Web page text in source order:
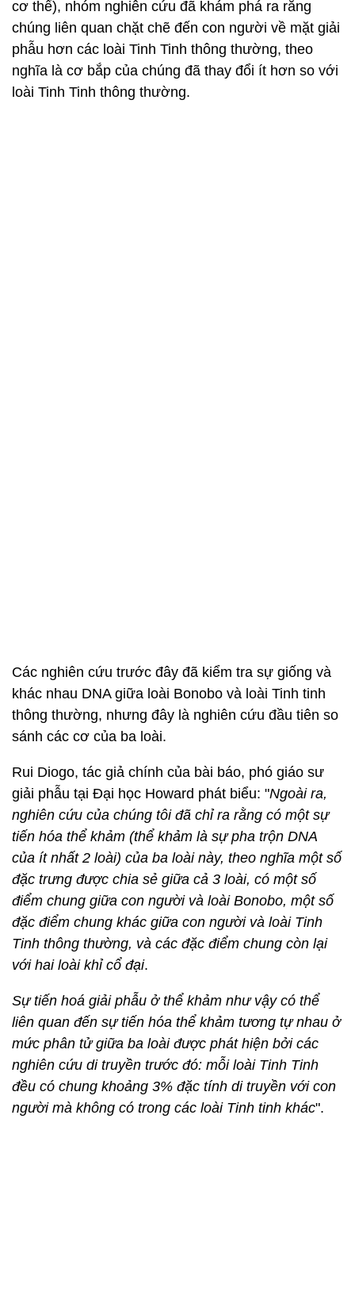
cơ thể), nhóm nghiên cứu đã khám phá ra rằng
chúng liên quan chặt chẽ đến con người về mặt giải
phẫu hơn các loài Tinh Tinh thông thường, theo
nghĩa là cơ bắp của chúng đã thay đổi ít hơn so với
loài Tinh Tinh thông thường.
Các nghiên cứu trước đây đã kiểm tra sự giống và
khác nhau DNA giữa loài Bonobo và loài Tinh tinh
thông thường, nhưng đây là nghiên cứu đầu tiên so
sánh các cơ của ba loài.
Rui Diogo, tác giả chính của bài báo, phó giáo sư
giải phẫu tại Đại học Howard phát biểu: "Ngoài ra,
nghiên cứu của chúng tôi đã chỉ ra rằng có một sự
tiến hóa thể khảm (thể khảm là sự pha trộn DNA
của ít nhất 2 loài) của ba loài này, theo nghĩa một số
đặc trưng được chia sẻ giữa cả 3 loài, có một số
điểm chung giữa con người và loài Bonobo, một số
đặc điểm chung khác giữa con người và loài Tinh
Tinh thông thường, và các đặc điểm chung còn lại
với hai loài khỉ cổ đại.
Sự tiến hoá giải phẫu ở thể khảm như vậy có thể
liên quan đến sự tiến hóa thể khảm tương tự nhau ở
mức phân tử giữa ba loài được phát hiện bởi các
nghiên cứu di truyền trước đó: mỗi loài Tinh Tinh
đều có chung khoảng 3% đặc tính di truyền với con
người mà không có trong các loài Tinh tinh khác".